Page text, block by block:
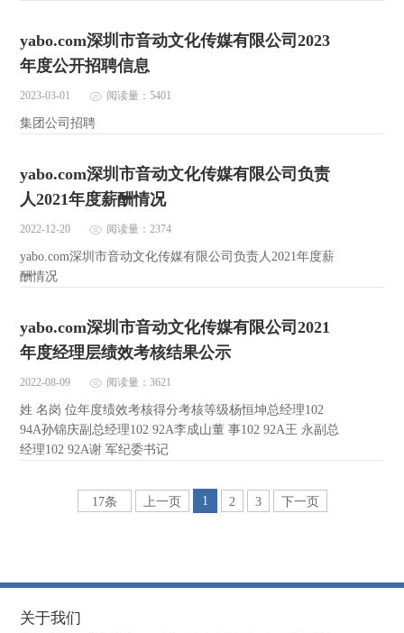
yabo.com深圳市音动文化传媒有限公司2023
年度公开招聘信息
2023-03-01 阅读量：5401
集团公司招聘
yabo.com深圳市音动文化传媒有限公司负责
人2021年度薪酬情况
2022-12-20 阅读量：2374
yabo.com深圳市音动文化传媒有限公司负责人2021年度薪
酬情况
yabo.com深圳市音动文化传媒有限公司2021
年度经理层绩效考核结果公示
2022-08-09 阅读量：3621
姓 名岗 位年度绩效考核得分考核等级杨恒坤总经理102
94A孙锦庆副总经理102 92A李成山董 事102 92A王 永副总
经理102 92A谢 军纪委书记
17条 上一页 1 2 3 下一页
关于我们